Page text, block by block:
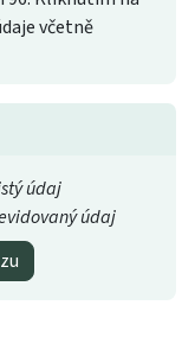
včetně
údaj
údaj